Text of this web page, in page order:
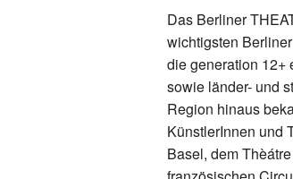
Das Berliner
wichtigsten
die generation 12+
sowie länder- und
Region hinaus
KünstlerInnen und
Basel, dem